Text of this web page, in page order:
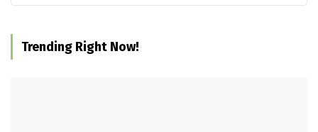
Trending Right Now!